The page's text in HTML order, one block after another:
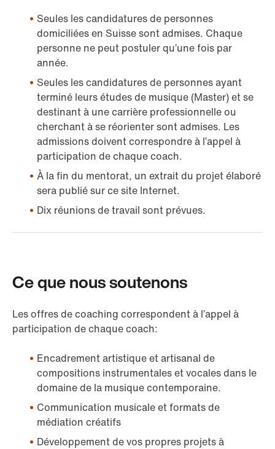
Seules les candidatures de personnes
domiciliées en Suisse sont admises. Chaque
personne ne peut postuler qu’une fois par
année.
Seules les candidatures de personnes ayant
terminé leurs études de musique (Master) et se
destinant à une carrière professionnelle ou
cherchant à se réorienter sont admises. Les
admissions doivent correspondre à l’appel à
participation de chaque coach.
À la fin du mentorat, un extrait du projet élaboré
sera publié sur ce site Internet.
Dix réunions de travail sont prévues.
Ce que nous soutenons
Les offres de coaching correspondent à l’appel à
participation de chaque coach:
Encadrement artistique et artisanal de
compositions instrumentales et vocales dans le
domaine de la musique contemporaine.
Communication musicale et formats de
médiation créatifs
Développement de vos propres projets à